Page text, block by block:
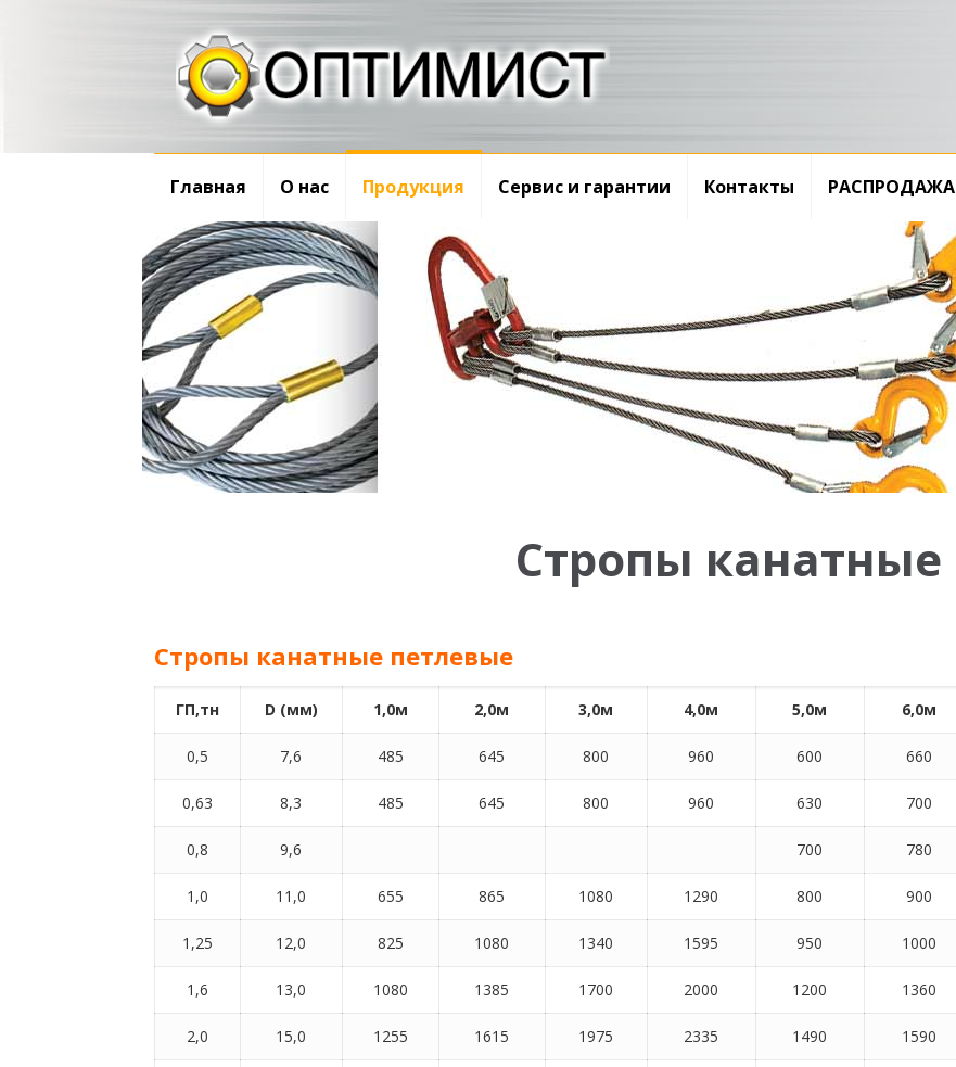
Главная О нас Продукция Сервис и гарантии Контакты РАСПРОДАЖА
Стропы канатные
Стропы канатные петлевые
ГП,тн D (мм) 1,0м 2,0м 3,0м 4,0м 5,0м 6,0м
0,5 7,6 485 645 800 960 600 660
0,63 8,3 485 645 800 960 630 700
0,8 9,6 700 780
1,0 11,0 655 865 1080 1290 800 900
1,25 12,0 825 1080 1340 1595 950 1000
1,6 13,0 1080 1385 1700 2000 1200 1360
2,0 15,0 1255 1615 1975 2335 1490 1590